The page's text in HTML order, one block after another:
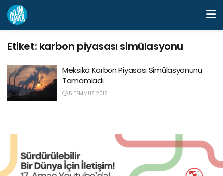
Etiket: karbon piyasası simülasyonu
Meksika Karbon Piyasası Simülasyonunu
Tamamladı
5 TEMMUZ 2018